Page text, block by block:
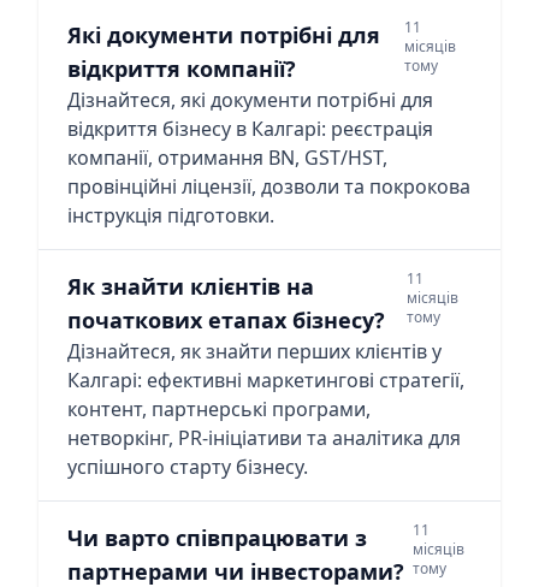
Які документи потрібні для
відкриття компанії?
11
місяців
тому
Дізнайтеся, які документи потрібні для
відкриття бізнесу в Калгарі: реєстрація
компанії, отримання BN, GST/HST,
провінційні ліцензії, дозволи та покрокова
інструкція підготовки.
Як знайти клієнтів на
початкових етапах бізнесу?
11
місяців
тому
Дізнайтеся, як знайти перших клієнтів у
Калгарі: ефективні маркетингові стратегії,
контент, партнерські програми,
нетворкінг, PR-ініціативи та аналітика для
успішного старту бізнесу.
Чи варто співпрацювати з
партнерами чи інвесторами?
11
місяців
тому